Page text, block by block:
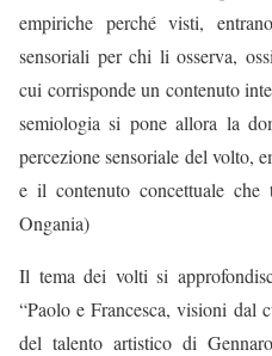
empiriche perché visti,
sensoriali per chi li osserva,
cui corrisponde un contenuto
semiologia si pone allora la
percezione sensoriale del volto,
e il contenuto concettuale che
Ongania)
Il tema dei volti si
“Paolo e Francesca, visioni dal
del talento artistico di